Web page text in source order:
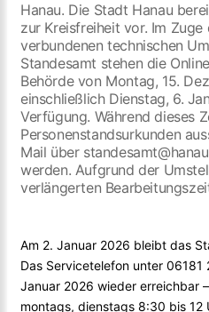
Hanau. Die Stadt Hanau
zur Kreisfreiheit vor. Im Zuge
verbundenen technischen
Standesamt stehen die
Behörde von Montag, 15.
einschließlich Dienstag, 6.
Verfügung. Während dieses
Personenstandsurkunden
Mail über
werden. Aufgrund der
verlängerten
Am 2. Januar 2026 bleibt das
Das Servicetelefon unter
Januar 2026 wieder erreichbar
montags, dienstags 8:30 bis 12